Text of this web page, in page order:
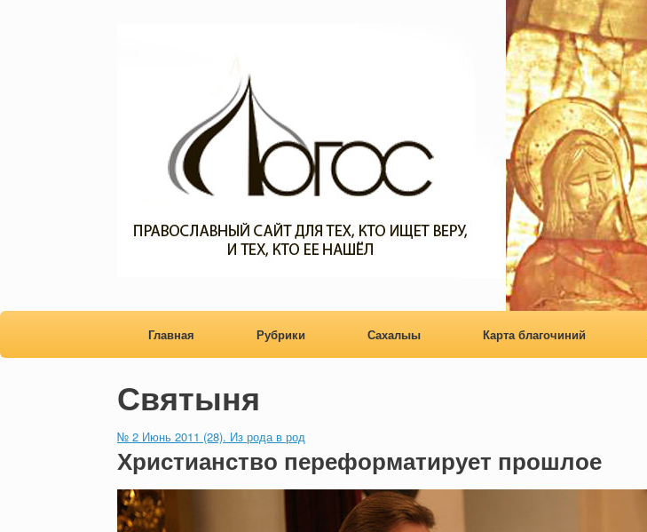
Главная Рубрики Сахалыы Карта благочиний
Святыня
№ 2 Июнь 2011 (28). Из рода в род
Христианство переформатирует прошлое